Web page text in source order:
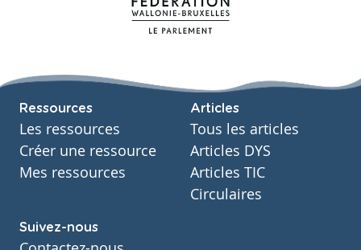
Ressources
Les ressources
Créer une ressource
Mes ressources
Articles
Tous les articles
Articles DYS
Articles TIC
Circulaires
Suivez-nous